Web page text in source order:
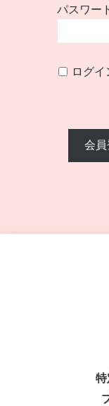
パスワー
ログ
会員
特